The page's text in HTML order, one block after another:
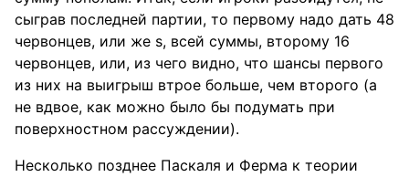
сыграв последней партии, то первому надо дать 48
червонцев, или же s, всей суммы, второму 16
червонцев, или, из чего видно, что шансы первого
из них на выигрыш втрое больше, чем второго (а
не вдвое, как можно было бы подумать при
поверхностном рассуждении).
Несколько позднее Паскаля и Ферма к теории